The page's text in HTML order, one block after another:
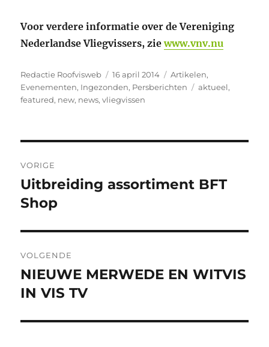
Voor verdere informatie over de Vereniging
Nederlandse Vliegvissers, ziewww.vnv.nu
Auteur
Redactie Roofvisweb
Geplaatst
op
16 april 2014 Categorieën
Artikelen,
Evenementen, Ingezonden, Persberichten Tags
aktueel,
featured, new, news,vliegvissen
navigatie
VORIGE
Vorig
bericht:
Uitbreiding assortiment BFT
Shop
VOLGENDE
Volgend
bericht:
NIEUWE MERWEDE EN WITVIS
IN VIS TV